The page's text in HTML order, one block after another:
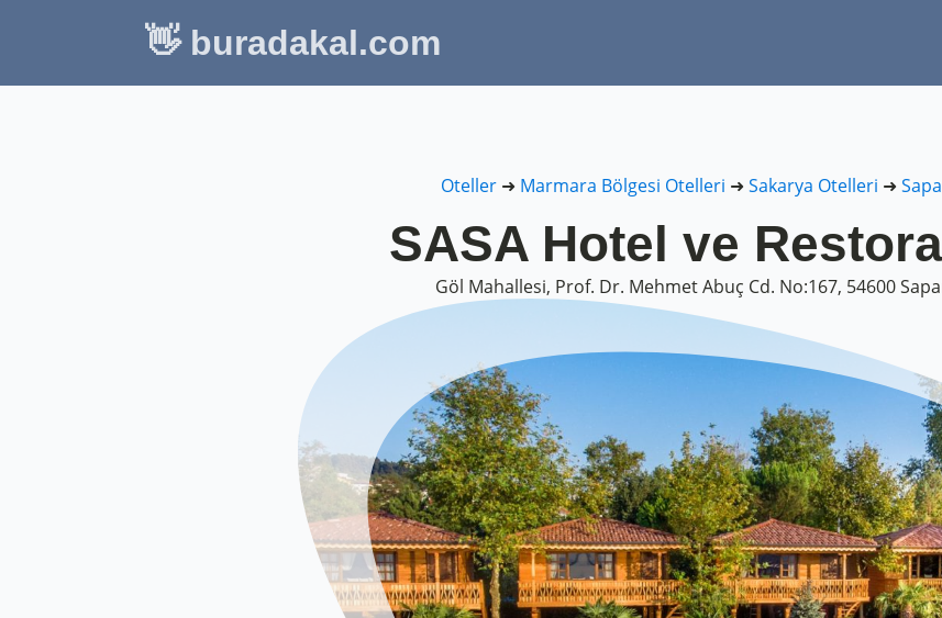
👋 buradakal.com
Oteller ➜ Marmara Bölgesi Otelleri ➜ Sakarya Otelleri ➜
SASA Hotel ve
Göl Mahallesi, Prof. Dr. Mehmet Abuç Cd. No:167, 54600